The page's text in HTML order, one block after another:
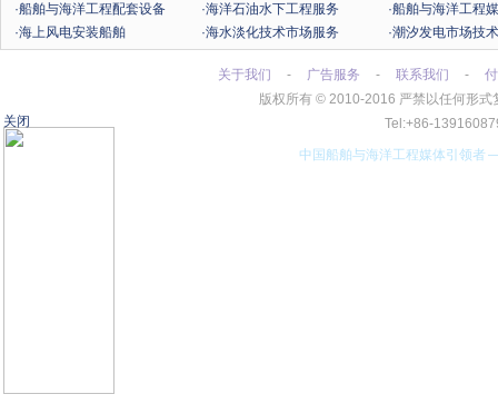
关闭
·船舶与海洋工程配套设备 ·海洋石油水下工程服务
·船舶与海洋工程
·海上风电安装船舶
·海水淡化技术市场服务 ·潮汐发电市场技
关于我们 - 广告服务 - 联系我们 -
版权所有 © 2010-2016 严禁以任何形
Tel:+86-
中国船舶与海洋工程媒体引领者